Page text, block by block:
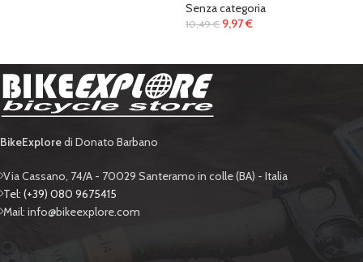
Senza categoria
10,49€ 9,97€
BikeExploredi Donato Barbano
Via Cassano, 74/A - 70029 Santeramo in colle (BA) - Italia
Tel: (+39) 080 9675415
Mail: info@bikeexplore.com